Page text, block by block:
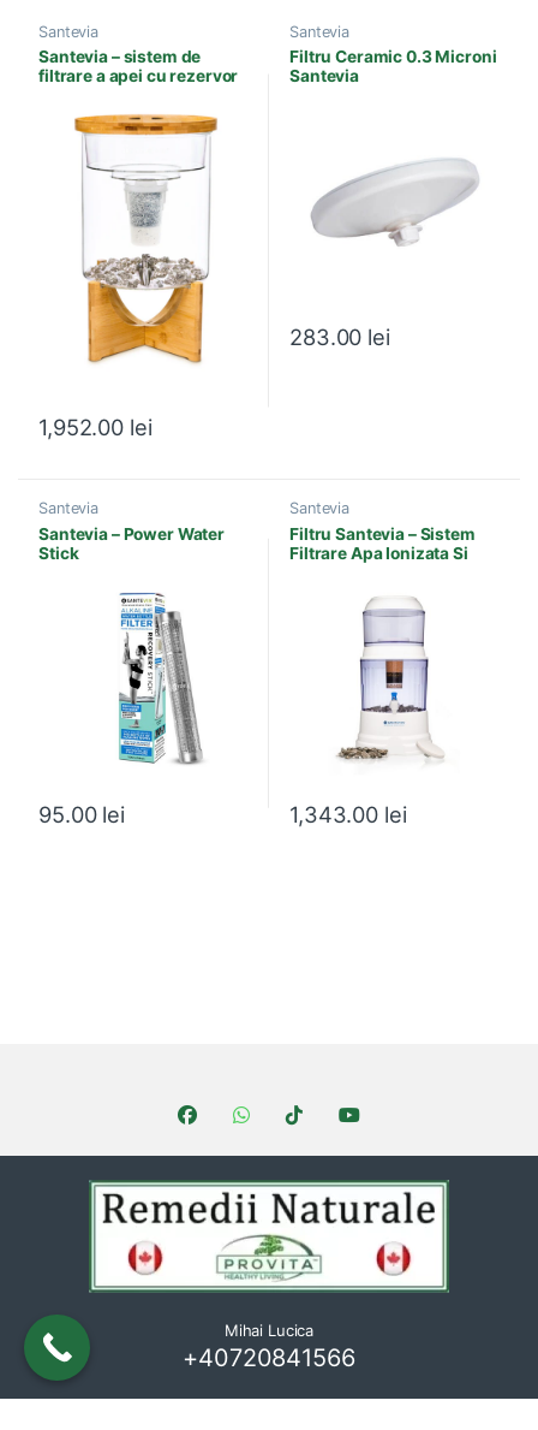
Santevia
Santevia – sistem de
filtrare a apei cu rezervor
1,952.00 lei
Santevia
Filtru Ceramic 0.3 Microni
Santevia
283.00 lei
Santevia
Santevia – Power Water
Stick
95.00 lei
Santevia
Filtru Santevia – Sistem
Filtrare Apa Ionizata Si
1,343.00 lei
Mihai Lucica
+40720841566